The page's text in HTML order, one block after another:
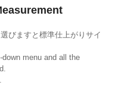
びますと標準仕上がりサイ
menu and all the